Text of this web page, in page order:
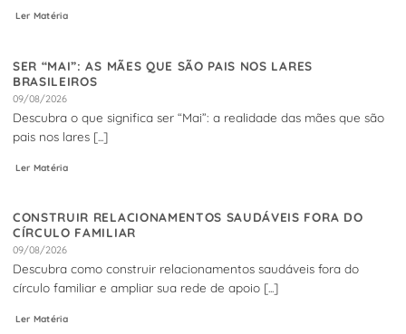
Ler Matéria
SER “MAI”: AS MÃES QUE SÃO PAIS NOS LARES
BRASILEIROS
09/08/2026
Descubra o que significa ser “Mai”: a realidade das mães que são
pais nos lares [...]
Ler Matéria
CONSTRUIR RELACIONAMENTOS SAUDÁVEIS FORA DO
CÍRCULO FAMILIAR
09/08/2026
Descubra como construir relacionamentos saudáveis fora do
círculo familiar e ampliar sua rede de apoio [...]
Ler Matéria